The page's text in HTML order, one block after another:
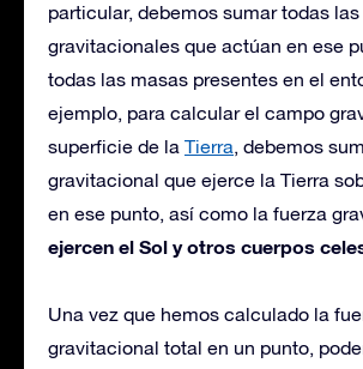
particular, debemos sumar todas
gravitacionales que actúan en ese
todas las masas presentes en el
ejemplo, para calcular el campo
superficie de la Tierra, debemos
gravitacional que ejerce la Tierra
en ese punto, así como la fuerza
ejercen el Sol y otros cuerpos
Una vez que hemos calculado la
gravitacional total en un punto,